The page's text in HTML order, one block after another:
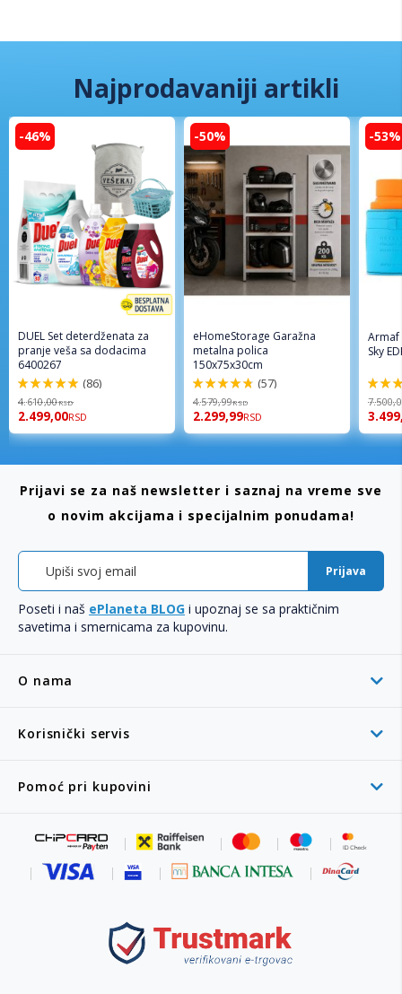
Najprodavaniji artikli
-46%
DUEL Set deterdženata za
pranje veša sa dodacima
6400267
98%
(86)
4.610,00RSD
2.499,00RSD
-50%
eHomeStorage Garažna
metalna polica
150x75x30cm
96%
(57)
4.579,99RSD
2.299,99RSD
-53%
Armaf
Sky
94%
O nama
Korisnički servis
Pomoć pri kupovini
Prijavi se za naš newsletter i saznaj na vreme sve
o novim akcijama i specijalnim ponudama!
Prijava
Poseti i naš ePlaneta BLOG i upoznaj se sa praktičnim
savetima i smernicama za kupovinu.